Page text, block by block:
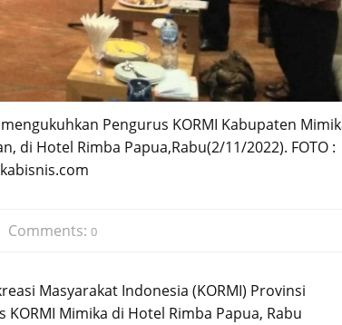
Pengurus KORMI Kabupaten
di Hotel Rimba Papua,Rabu(2/11/2022). FOTO :
Comments: 0
Masyarakat Indonesia (KORMI) Provinsi
Mimika di Hotel Rimba Papua, Rabu